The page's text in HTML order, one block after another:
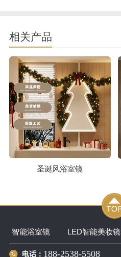
相关产品
圣诞风浴室镜
智能浴室镜 LED智能美妆镜
电话： 188-2538-5508